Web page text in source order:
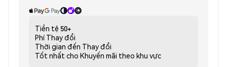
Tiền tệ 50+
Phí Thay đổi
Thời gian đến Thay đổi
Tốt nhất cho Khuyến mãi theo khu vực